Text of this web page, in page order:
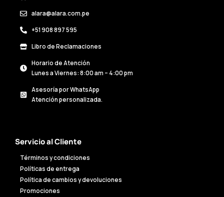
alara@alara.com.pe
+51 908 897 595
Libro de Reclamaciones
Horario de Atención
Lunes a Viernes: 8:00 am – 4:00 pm
Asesoría por WhatsApp
Atención personalizada.
Servicio al Cliente
Términos y condiciones
Políticas de entrega
Política de cambios y devoluciones
Promociones